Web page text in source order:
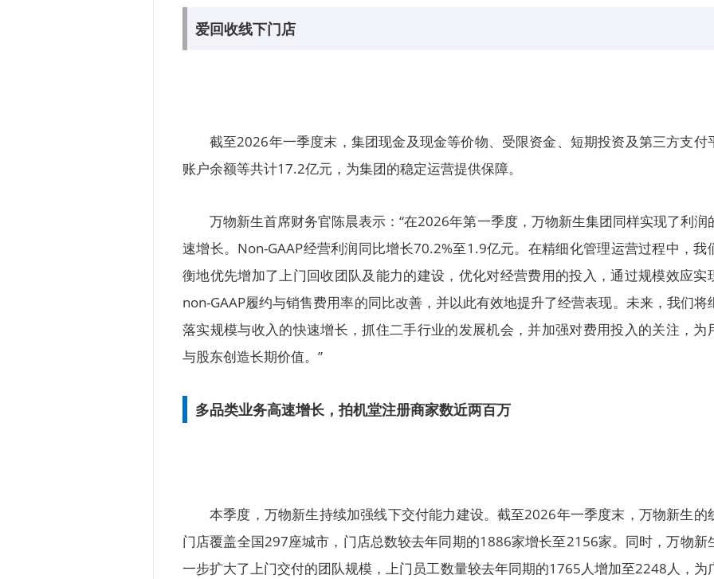
爱回收线下门店
截至2026年一季度末，集团现金及现金等价物、受限资金、短期投资及第三方支付
账户余额等共计17.2亿元，为集团的稳定运营提供保障。
万物新生首席财务官陈晨表示：“在2026年第一季度，万物新生集团同样实现了利润
速增长。Non-GAAP经营利润同比增长70.2%至1.9亿元。在精细化管理运营过程中，我
衡地优先增加了上门回收团队及能力的建设，优化对经营费用的投入，通过规模效应实
non-GAAP履约与销售费用率的同比改善，并以此有效地提升了经营表现。未来，我们将
落实规模与收入的快速增长，抓住二手行业的发展机会，并加强对费用投入的关注，为
与股东创造长期价值。”
多品类业务高速增长，拍机堂注册商家数近两百万
本季度，万物新生持续加强线下交付能力建设。截至2026年一季度末，万物新生的
门店覆盖全国297座城市，门店总数较去年同期的1886家增长至2156家。同时，万物新
一步扩大了上门交付的团队规模，上门员工数量较去年同期的1765人增加至2248人，为